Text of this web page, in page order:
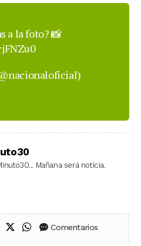
a la foto? 📸
Mañana será noticia.
en Facebook
Compartir en X (Twitter)
Compartir en WhatsApp
Comentarios